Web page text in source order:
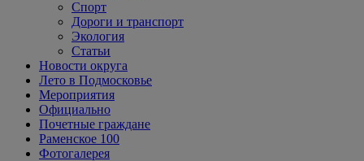
Спорт
Дороги и транспорт
Экология
Статьи
Новости округа
Лето в Подмосковье
Мероприятия
Официально
Почетные граждане
Раменское 100
Фотогалерея